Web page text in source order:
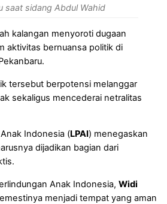
saat sidang Abdul Wahid
kalangan menyoroti dugaan
aktivitas bernuansa politik di
tersebut berpotensi melanggar
sekaligus mencederai netralitas
Indonesia (LPAI) menegaskan
dijadikan bagian dari
Anak Indonesia, Widi
menjadi tempat yang aman